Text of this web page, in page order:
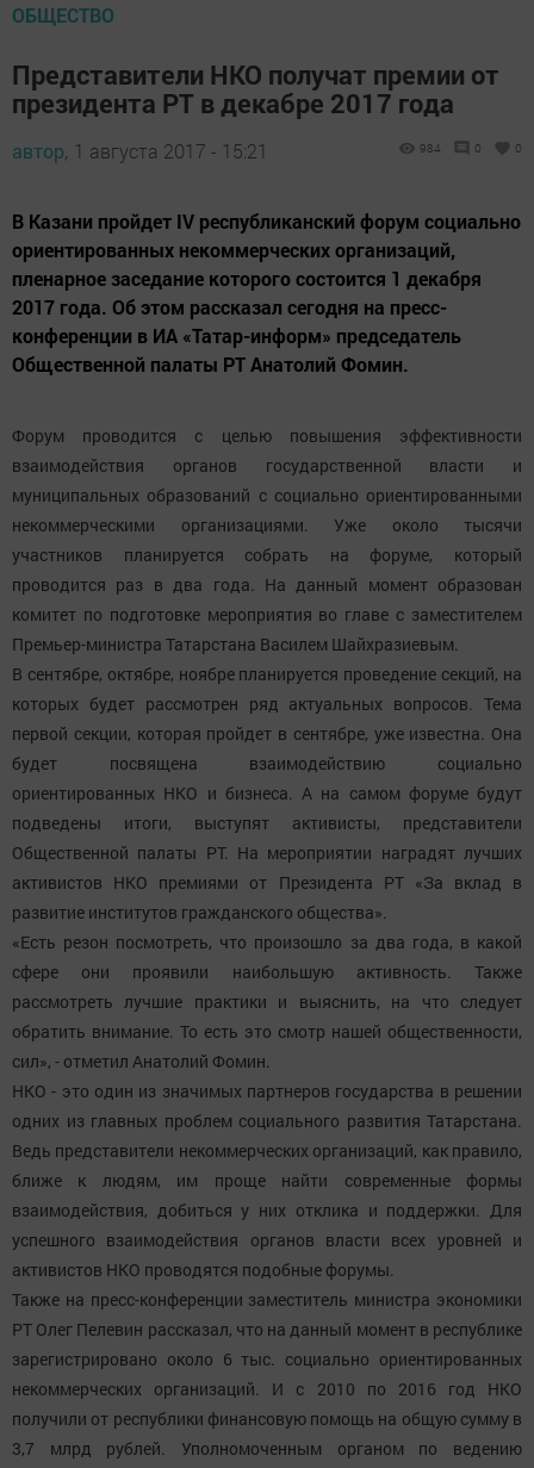
ОБЩЕСТВО
Представители НКО получат премии от
президента РТ в декабре 2017 года
автор, 1 августа 2017 - 15:21 984 0 0
В Казани пройдет IV республиканский форум социально
ориентированных некоммерческих организаций,
пленарное заседание которого состоится 1 декабря
2017 года. Об этом рассказал сегодня на пресс-
конференции в ИА «Татар-информ» председатель
Общественной палаты РТ Анатолий Фомин.
Форум проводится с целью повышения эффективности
взаимодействия органов государственной власти и
муниципальных образований с социально ориентированными
некоммерческими организациями. Уже около тысячи
участников планируется собрать на форуме, который
проводится раз в два года. На данный момент образован
комитет по подготовке мероприятия во главе с заместителем
Премьер-министра Татарстана Василем Шайхразиевым.
В сентябре, октябре, ноябре планируется проведение секций, на
которых будет рассмотрен ряд актуальных вопросов. Тема
первой секции, которая пройдет в сентябре, уже известна. Она
будет посвящена взаимодействию социально
ориентированных НКО и бизнеса. А на самом форуме будут
подведены итоги, выступят активисты, представители
Общественной палаты РТ. На мероприятии наградят лучших
активистов НКО премиями от Президента РТ «За вклад в
развитие институтов гражданского общества».
«Есть резон посмотреть, что произошло за два года, в какой
сфере они проявили наибольшую активность. Также
рассмотреть лучшие практики и выяснить, на что следует
обратить внимание. То есть это смотр нашей общественности,
сил», - отметил Анатолий Фомин.
НКО - это один из значимых партнеров государства в решении
одних из главных проблем социального развития Татарстана.
Ведь представители некоммерческих организаций, как правило,
ближе к людям, им проще найти современные формы
взаимодействия, добиться у них отклика и поддержки. Для
успешного взаимодействия органов власти всех уровней и
активистов НКО проводятся подобные форумы.
Также на пресс-конференции заместитель министра экономики
РТ Олег Пелевин рассказал, что на данный момент в республике
зарегистрировано около 6 тыс. социально ориентированных
некоммерческих организаций. И с 2010 по 2016 год НКО
получили от республики финансовую помощь на общую сумму в
3,7 млрд рублей. Уполномоченным органом по ведению